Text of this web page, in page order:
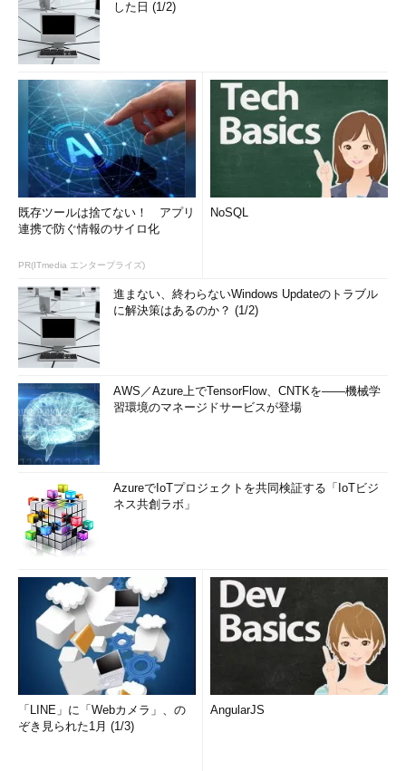
した日 (1/2)
既存ツールは捨てない！ アプリ
連携で防ぐ情報のサイロ化
PR(ITmedia エンタープライズ)
NoSQL
進まない、終わらないWindows Updateのトラブル
に解決策はあるのか？ (1/2)
AWS／Azure上でTensorFlow、CNTKを――機械学
習環境のマネージドサービスが登場
AzureでIoTプロジェクトを共同検証する「IoTビジ
ネス共創ラボ」
「LINE」に「Webカメラ」、の
ぞき見られた1月 (1/3)
AngularJS